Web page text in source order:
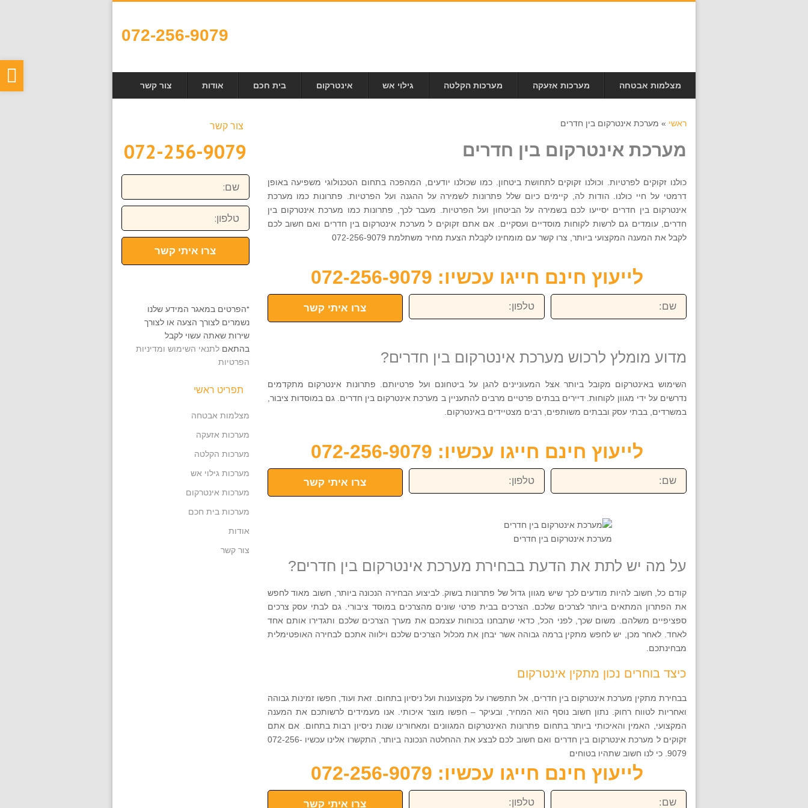
072-256-9079
מצלמות אבטחה מערכות אזעקה מערכות הקלטה גילוי אש אינטרקום בית חכם אודות צור קשר
ראשי » מערכת אינטרקום בין חדרים
מערכת אינטרקום בין חדרים
כולנו זקוקים לפרטיות. וכולנו זקוקים לתחושת ביטחון. כמו שכולנו יודעים, המהפכה בתחום הטכנולוגי משפיעה באופן
דרמטי על חיי כולנו. הודות לה, קיימים כיום שלל פתרונות לשמירה על ההגנה ועל הפרטיות. פתרונות כמו מערכת
אינטרקום בין חדרים יסייעו לכם בשמירה על הביטחון ועל הפרטיות. מעבר לכך, פתרונות כמו מערכת אינטרקום בין
חדרים, עומדים גם לרשות לקוחות מוסדיים ועסקיים. אם אתם זקוקים ל מערכת אינטרקום בין חדרים ואם חשוב לכם
לקבל את המענה המקצועי ביותר, צרו קשר עם מומחינו לקבלת הצעת מחיר משתלמת 072-256-9079
לייעוץ חינם חייגו עכשיו: 072-256-9079
שם: טלפון:
צרו איתי קשר
מדוע מומלץ לרכוש מערכת אינטרקום בין חדרים?
השימוש באינטרקום מקובל ביותר אצל המעוניינים להגן על ביטחונם ועל פרטיותם. פתרונות אינטרקום מתקדמים
נדרשים על ידי מגוון לקוחות. דיירים בבתים פרטיים מרבים להתעניין ב מערכת אינטרקום בין חדרים. גם במוסדות ציבור,
במשרדים, בבתי עסק ובבתים משותפים, רבים מצטיידים באינטרקום.
לייעוץ חינם חייגו עכשיו: 072-256-9079
שם: טלפון:
צרו איתי קשר
מערכת אינטרקום בין חדרים
על מה יש לתת את הדעת בבחירת מערכת אינטרקום בין חדרים?
קודם כל, חשוב להיות מודעים לכך שיש מגוון גדול של פתרונות בשוק. לביצוע הבחירה הנכונה ביותר, חשוב מאוד לחפש
את הפתרון המתאים ביותר לצרכים שלכם. הצרכים בבית פרטי שונים מהצרכים במוסד ציבורי. גם לבתי עסק צרכים
ספציפיים משלהם. משום שכך, לפני הכל, כדאי שתבחנו בכוחות עצמכם את מערך הצרכים שלכם ותגדירו אותם אחד
לאחד. לאחר מכן, יש לחפש מתקין ברמה גבוהה אשר יבחן את מכלול הצרכים שלכם וילווה אתכם לבחירה האופטימלית
מבחינתכם.
כיצד בוחרים נכון מתקין אינטרקום
בבחירת מתקין מערכת אינטרקום בין חדרים, אל תתפשרו על מקצוענות ועל ניסיון בתחום. זאת ועוד, חפשו זמינות גבוהה
ואחריות לטווח רחוק. נתון חשוב נוסף הוא המחיר, ובעיקר – חפשו מוצר איכותי. אנו מעמידים לרשותכם את המענה
המקצועי, האמין והאיכותי ביותר בתחום פתרונות האינטרקום המגוונים ומאחורינו שנות ניסיון רבות בתחום. אם אתם
זקוקים ל מערכת אינטרקום בין חדרים ואם חשוב לכם לבצע את ההחלטה הנכונה ביותר, התקשרו אלינו עכשיו 072-256-
9079. כי לנו חשוב שתהיו בטוחים
לייעוץ חינם חייגו עכשיו: 072-256-9079
שם: טלפון:
צרו איתי קשר
צור קשר
072-256-9079
שם:
טלפון:
צרו איתי קשר
*הפרטים במאגר המידע שלנו
נשמרים לצורך הצעה או לצורך
שירות שאתה עשוי לקבל
בהתאםלתנאי השימוש ומדיניות
הפרטיות
תפריט ראשי
מצלמות אבטחה
מערכות אזעקה
מערכות הקלטה
מערכות גילוי אש
מערכות אינטרקום
מערכות בית חכם
אודות
צור קשר